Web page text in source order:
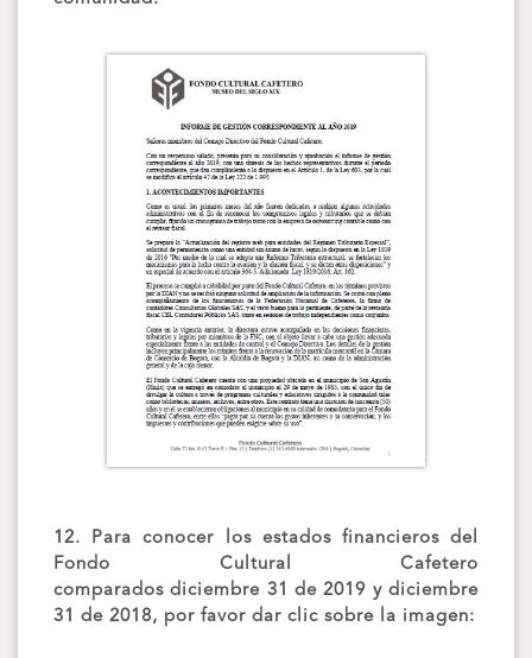
12. Para conocer los estados financieros del
Fondo Cultural Cafetero
comparados diciembre 31 de 2019 y diciembre
31 de 2018, por favor dar clic sobre la imagen: